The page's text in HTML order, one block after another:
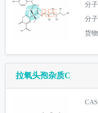
分
分
货
拉氧头孢杂质C